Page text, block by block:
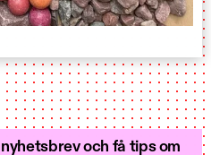
och få tips om